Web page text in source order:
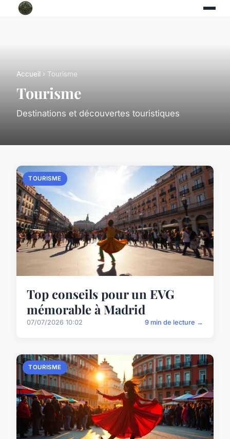
Accueil › Tourisme
Tourisme
Destinations et découvertes touristiques
TOURISME
Top conseils pour un EVG
mémorable à Madrid
07/07/2026 10:02 9 min de lecture →
TOURISME